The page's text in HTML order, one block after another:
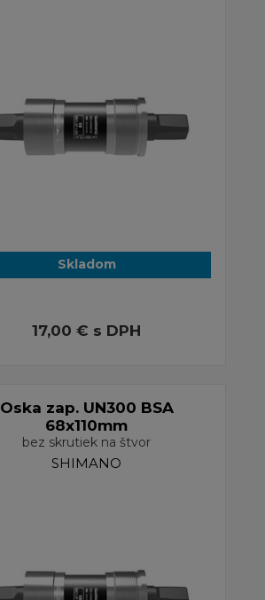
Skladom
17,00 € s DPH
Oska zap. UN300 BSA
68x110mm
bez skrutiek na štvor
SHIMANO